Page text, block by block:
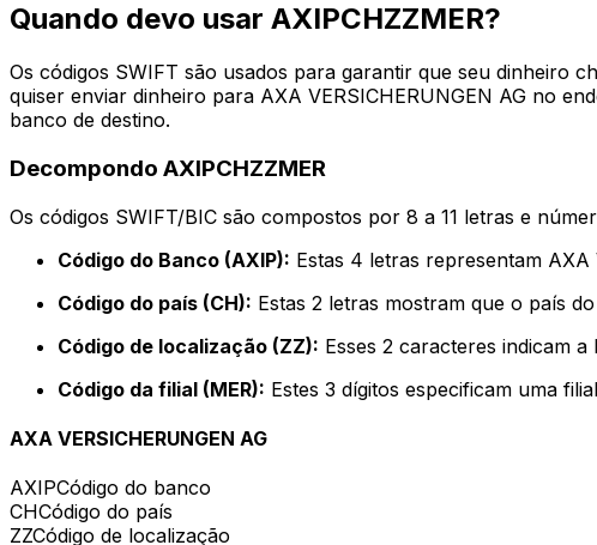
Quando devo usar AXIPCHZZMER?
Os códigos SWIFT são usados para garantir que seu dinheiro
quiser enviar dinheiro para AXA VERSICHERUNGEN AG no
banco de destino.
Decompondo AXIPCHZZMER
Os códigos SWIFT/BIC são compostos por 8 a 11 letras e
Código do Banco (AXIP): Estas 4 letras representam AXA
Código do país (CH): Estas 2 letras mostram que o país
Código de localização (ZZ): Esses 2 caracteres indicam
Código da filial (MER): Estes 3 dígitos especificam uma
AXA VERSICHERUNGEN AG
AXIPCódigo do banco
CHCódigo do país
ZZCódigo de localização